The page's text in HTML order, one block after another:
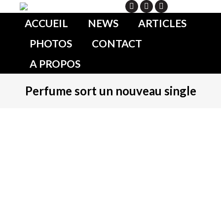
ACCUEIL NEWS
ARTICLES
PHOTOS
CONTACT
A PROPOS
Perfume sort un nouveau single